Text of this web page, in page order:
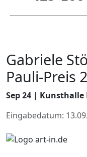
Gabriele
Pauli-Preis
Sep 24 | Kunsthalle
Eingabedatum: